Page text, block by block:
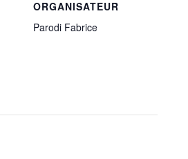
ORGANISATEUR
Parodi Fabrice